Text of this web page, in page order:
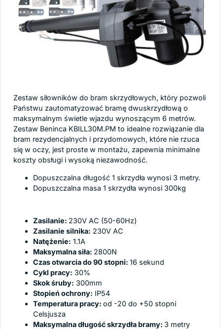
Zestaw siłowników do bram skrzydłowych, który pozwoli
Państwu zautomatyzować bramę dwuskrzydłową o
maksymalnym świetle wjazdu wynoszącym 6 metrów.
Zestaw Beninca KBILL30M.PM to idealne rozwiązanie dla
bram rezydencjalnych i przydomowych, które nie rzuca
się w oczy, jest proste w montażu, zapewnia minimalne
koszty obsługi i wysoką niezawodność.
Dopuszczalna długość 1 skrzydła wynosi 3 metry.
Dopuszczalna masa 1 skrzydła wynosi 300kg
Zasilanie: 230V AC (50-60Hz)
Zasilanie silnika: 230V AC
Natężenie: 1.1A
Maksymalna siła: 2800N
Czas otwarcia do 90 stopni: 16 sekund
Cykl pracy: 30%
Skok śruby: 300mm
Stopień ochrony: IP54
Temperatura pracy: od -20 do +50 stopni
Celsjusza
Maksymalna długość skrzydła bramy: 3 metry